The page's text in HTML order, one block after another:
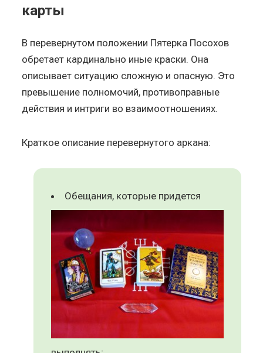
карты
В перевернутом положении Пятерка Посохов
обретает кардинально иные краски. Она
описывает ситуацию сложную и опасную. Это
превышение полномочий, противоправные
действия и интриги во взаимоотношениях.
Краткое описание перевернутого аркана:
Обещания, которые придется